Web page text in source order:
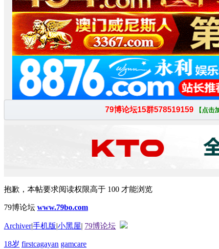
抱歉，本帖要求阅读权限高于 100 才能浏览
79博论坛 www.79bo.com
Archiver|手机版|小黑屋| 79博论坛
18岁 firstcagayan gamcare